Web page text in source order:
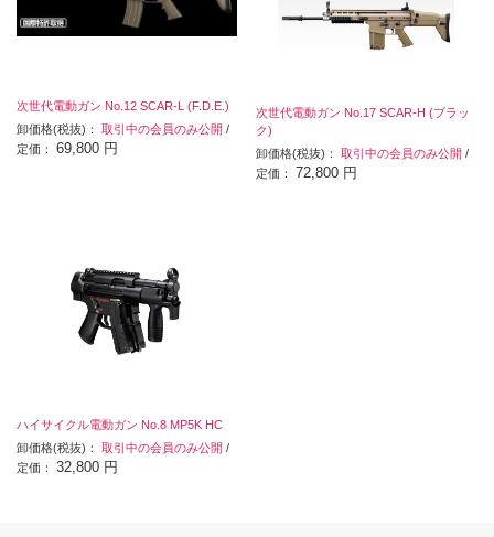
次世代電動ガン No.12 SCAR-L (F.D.E.)
卸価格(税抜)： 取引中の会員のみ公開 /
定価： 69,800 円
次世代電動ガン No.17 SCAR-H (ブラッ
ク)
卸価格(税抜)：取引中の会員のみ公開 /
定価： 72,800 円
ハイサイクル電動ガン No.8 MP5K HC
卸価格(税抜)： 取引中の会員のみ公開 /
定価： 32,800 円